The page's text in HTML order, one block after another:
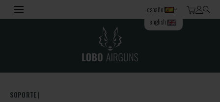
español
english
SOPORTE